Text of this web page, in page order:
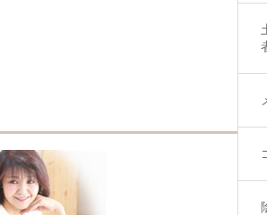
無料メルマガ（司こ